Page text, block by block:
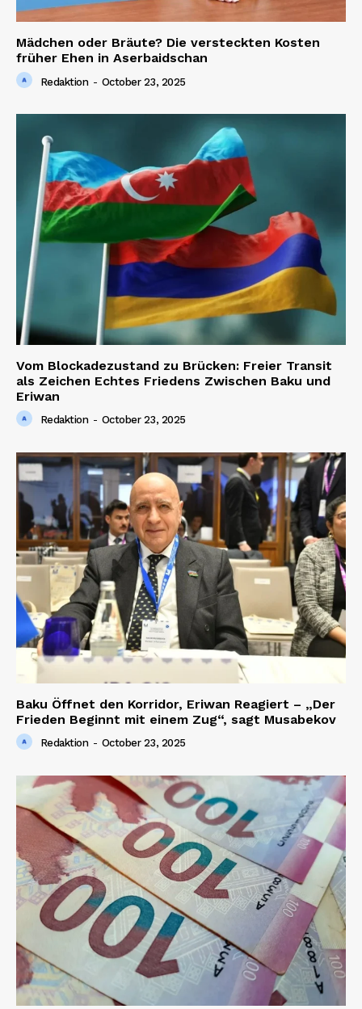
Mädchen oder Bräute? Die versteckten Kosten
früher Ehen in Aserbaidschan
Redaktion - October 23, 2025
Vom Blockadezustand zu Brücken: Freier Transit
als Zeichen Echtes Friedens Zwischen Baku und
Eriwan
Redaktion - October 23, 2025
Baku Öffnet den Korridor, Eriwan Reagiert – „Der
Frieden Beginnt mit einem Zug“, sagt Musabekov
Redaktion - October 23, 2025